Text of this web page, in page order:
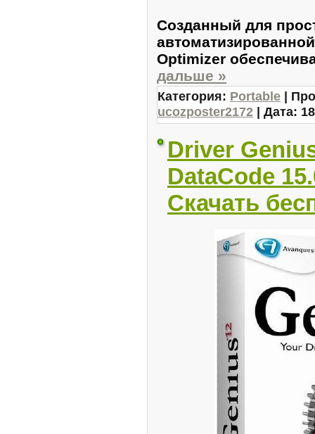
Созданный для
Optimizer
дальше »
Категория: Portable |
ucozposter2172 | Дата:
Driver
DataCode
Скачать